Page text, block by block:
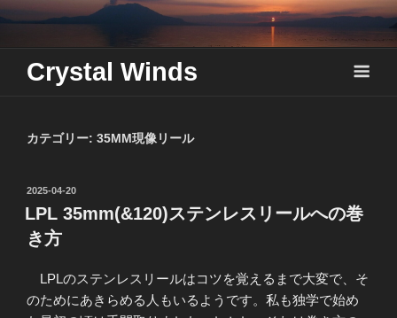
Skip
content
Crystal Winds
カテゴリー: 35MM現像リール
投
稿
日:
2025-04-20
LPL 35mm(&120)ステンレスリールへの巻
き方
LPLのステンレスリールはコツを覚えるまで大変で、そ
のためにあきらめる人もいるようです。私も独学で始め